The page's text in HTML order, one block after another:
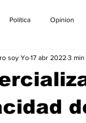
Política Opinion
Salud
soy Yo17 abr 2022 3